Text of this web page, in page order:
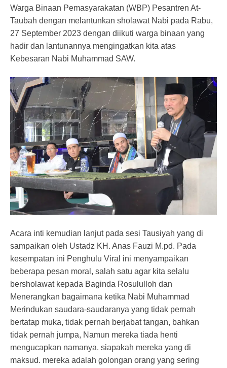
Warga Binaan Pemasyarakatan (WBP) Pesantren At-
Taubah dengan melantunkan sholawat Nabi pada Rabu,
27 September 2023 dengan diikuti warga binaan yang
hadir dan lantunannya mengingatkan kita atas
Kebesaran Nabi Muhammad SAW.
Acara inti kemudian lanjut pada sesi Tausiyah yang di
sampaikan oleh Ustadz KH. Anas Fauzi M.pd. Pada
kesempatan ini Penghulu Viral ini menyampaikan
beberapa pesan moral, salah satu agar kita selalu
bersholawat kepada Baginda Rosululloh dan
Menerangkan bagaimana ketika Nabi Muhammad
Merindukan saudara-saudaranya yang tidak pernah
bertatap muka, tidak pernah berjabat tangan, bahkan
tidak pernah jumpa, Namun mereka tiada henti
mengucapkan namanya. siapakah mereka yang di
maksud. mereka adalah golongan orang yang sering